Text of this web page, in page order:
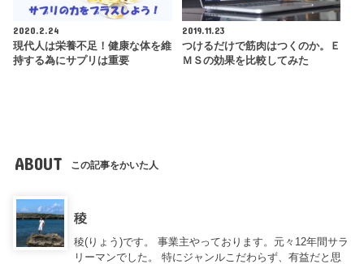
2020.2.24
現代人は栄養不足！健康な体を維
持する為にサプリは重要
2019.11.23
つけるだけで筋肉はつくのか。Ｅ
ＭＳの効果を比較してみた
ABOUT この記事をかいた人
稜
稜(りょう)です。 事業主やっております。元々12年間サラ
リーマンでした。 特にジャンルこだわらず、有益だと思